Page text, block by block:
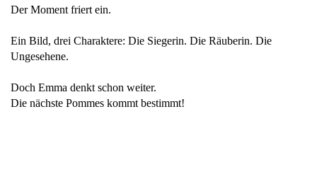
Der Moment friert ein.
Ein Bild, drei Charaktere: Die Siegerin. Die Räuberin. Die
Ungesehene.
Doch Emma denkt schon weiter.
Die nächste Pommes kommt bestimmt!